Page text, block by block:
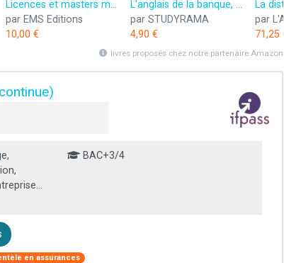
Licences et masters monnaie, banque, finance, assurance: Réussir son entrée dans les filières selectives de l'université
par EMS Editions
10,00 €
L'anglais de la banque, de la finance et de l'assurance: en 1000 mots et expressions clés
par STUDYRAMA
4,90 €
71,25 €
livres proposés chez notre partenaire Amazon
BAC+3/4
en assurances